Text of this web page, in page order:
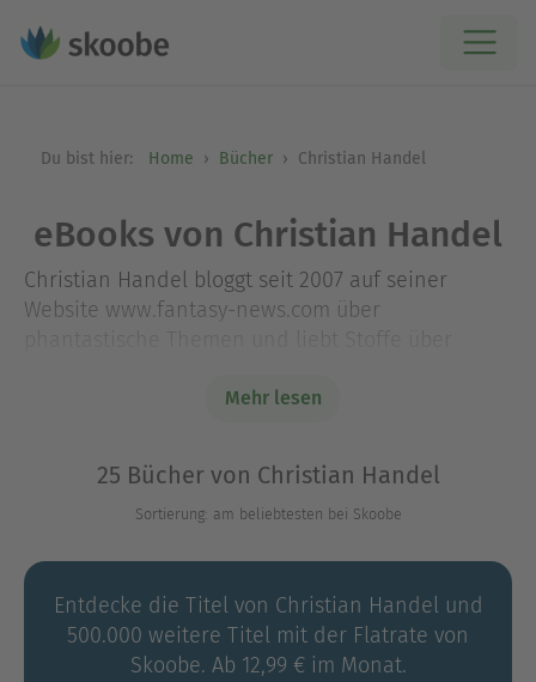
Du bist hier: Home Bücher Christian Handel
eBooks von Christian Handel
Christian Handel bloggt seit 2007 auf seiner
Website www.fantasy-news.com über
und queere Themen. Als Gutachter für
Moderation von Lesungen und
Autorenveranstaltungen kennt er sich mit dem
Buchmarkt bestens aus. Er hat zwei
veröffentlichte 2017 seinen ersten Roman, "Rosen
& Knochen" (Drachenmond), der für den Seraph
2018 nominiert ist.
Mehr lesen
25 Bücher von Christian Handel
Sortierung: am beliebtesten bei Skoobe
Entdecke die Titel von Christian Handel und
500.000 weitere Titel mit der Flatrate von
Skoobe. Ab 12,99 € im Monat.